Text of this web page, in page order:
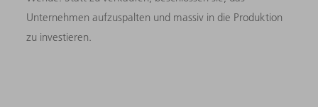
Unternehmen aufzuspalten und massiv in die Produktion
zu investieren.